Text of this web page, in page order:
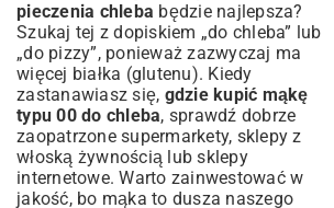
pieczenia chleba będzie najlepsza?
Szukaj tej z dopiskiem „do chleba” lub
„do pizzy”, ponieważ zazwyczaj ma
więcej białka (glutenu). Kiedy
zastanawiasz się, gdzie kupić mąkę
typu 00 do chleba, sprawdź dobrze
zaopatrzone supermarkety, sklepy z
włoską żywnością lub sklepy
internetowe. Warto zainwestować w
jakość, bo mąka to dusza naszego